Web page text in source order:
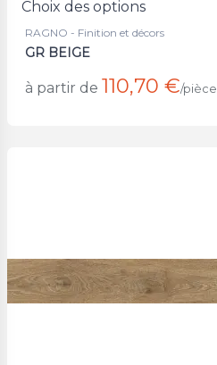
Choix des options
RAGNO - Finition et décors
GR BEIGE
à partir de 110,70 €/pièce